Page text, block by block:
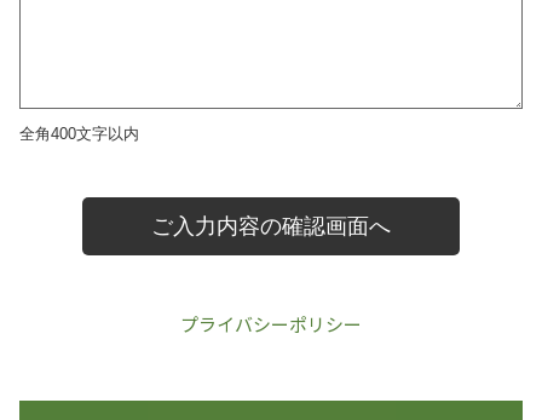
プライバシーポリシー